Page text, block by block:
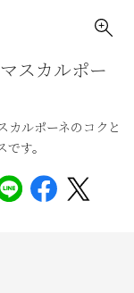
スカルポー
カルポーネのコクと
す。